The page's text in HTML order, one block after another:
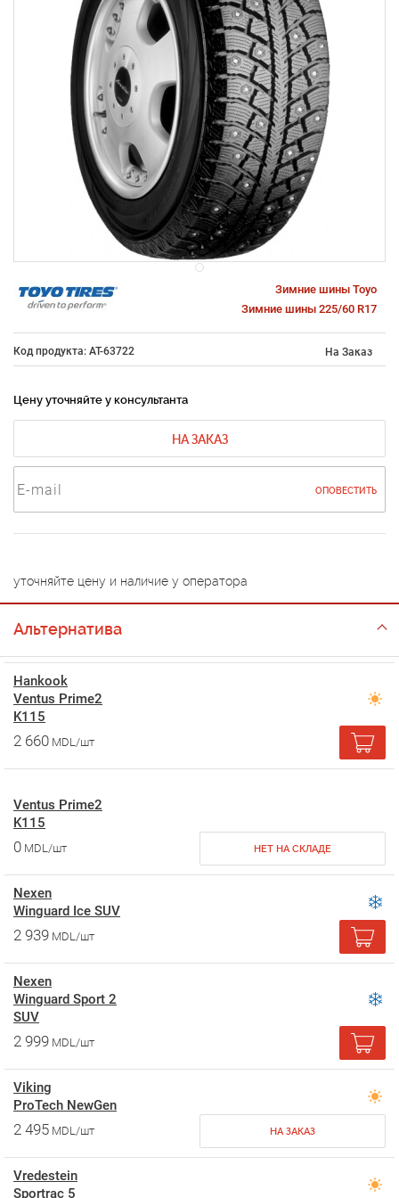
Зимние шины Toyo
Зимние шины 225/60 R17
Код продукта: AT-63722 На Заказ
Цену уточняйте у консультанта
НА ЗАКАЗ
ОПОВЕСТИТЬ
уточняйте цену и наличие у оператора
Альтернатива
Hankook
Ventus Prime2
K115
2 660 MDL/шт
Ventus Prime2
K115
0 MDL/шт НЕТ НА СКЛАДЕ
Nexen
Winguard Ice SUV
2 939 MDL/шт
Nexen
Winguard Sport 2
SUV
2 999 MDL/шт
Viking
ProTech NewGen
2 495 MDL/шт НА ЗАКАЗ
Vredestein
Sportrac 5